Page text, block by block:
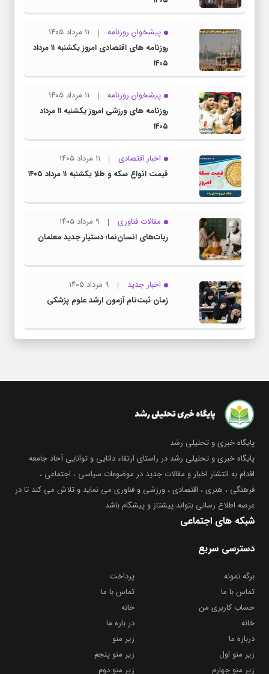
پیشخوان روزنامه
۱۱ مرداد ۱۴۰۵
روزنامه های اقتصادی امروز یکشنبه ۱۱ مرداد
۱۴۰۵
پیشخوان روزنامه
۱۱ مرداد ۱۴۰۵
روزنامه های ورزشی امروز یکشنبه ۱۱ مرداد
۱۴۰۵
اخبار اقتصادی
۱۱ مرداد ۱۴۰۵
قیمت انواع سکه و طلا یکشنبه ۱۱ مرداد ۱۴۰۵
مقالات فناوری
۹ مرداد ۱۴۰۵
ربات‌های انسان‌نما؛ دستیار جدید معلمان
اخبار جدید
۹ مرداد ۱۴۰۵
زمان ثبت‌نام آزمون ارشد علوم پزشکی
پایگاه خبری و تحلیلی رشد
پایگاه خبری و تحلیلی رشد در راستای ارتقاء دانایی و توانایی آحاد جامعه
اقدام به انتشار اخبار و مقالات جدید در موضوعات سیاسی ، اجتماعی ،
فرهنگی ، هنری ، اقتصادی ، ورزشی و فناوری می نماید و تلاش می کند تا در
عرصه اطلاع رسانی بتواند پیشتاز و پیشگام باشد
شبکه های اجتماعی
دسترسی سریع
برگه نمونه
پرداخت
تماس با ما
تماس با ما
حساب کاربری من
خانه
خانه
در باره ما
درباره ما
زیر منو
زیر منو اول
زیر منو پنجم
زیر منو چهارم
زیر منو دوم